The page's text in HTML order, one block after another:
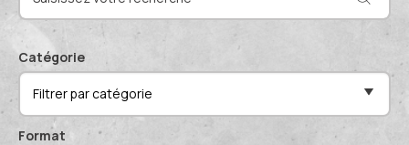
Conférences de professionnels
Publications scientifiques
Proposer mes compétences
Catégorie
Filtrer par catégorie
Format